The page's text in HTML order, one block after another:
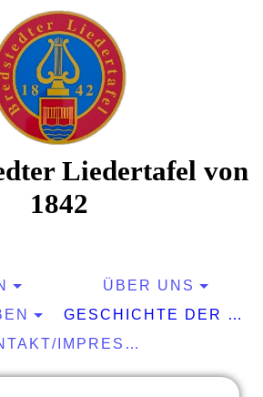
Liedertafel von
1842
ÜBER UNS
GESCHICHTE DER BLT
KONTAKT/IMPRESSUM/GÄSTEBUCH